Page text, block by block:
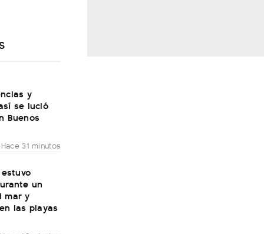
y
se lució
Buenos
Hace 31 minutos
un
mar y
las playas